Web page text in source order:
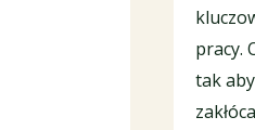
pracy.
tak